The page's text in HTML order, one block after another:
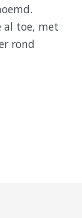
al toe, met
rond